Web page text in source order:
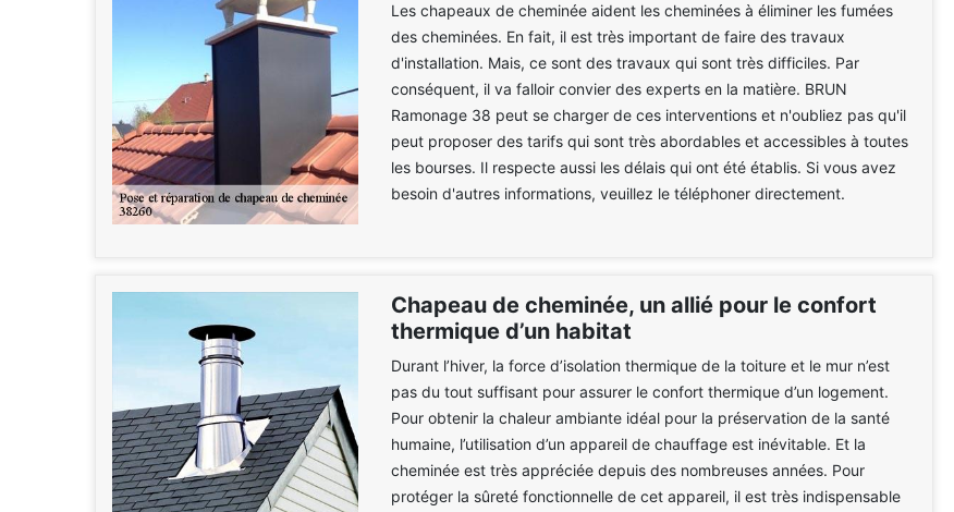
Les chapeaux de cheminée aident les cheminées à éliminer les fumées
des cheminées. En fait, il est très important de faire des travaux
d'installation. Mais, ce sont des travaux qui sont très difficiles. Par
conséquent, il va falloir convier des experts en la matière. BRUN
Ramonage 38 peut se charger de ces interventions et n'oubliez pas qu'il
peut proposer des tarifs qui sont très abordables et accessibles à toutes
les bourses. Il respecte aussi les délais qui ont été établis. Si vous avez
besoin d'autres informations, veuillez le téléphoner directement.
Chapeau de cheminée, un allié pour le confort
thermique d’un habitat
Durant l’hiver, la force d’isolation thermique de la toiture et le mur n’est
pas du tout suffisant pour assurer le confort thermique d’un logement.
Pour obtenir la chaleur ambiante idéal pour la préservation de la santé
humaine, l’utilisation d’un appareil de chauffage est inévitable. Et la
cheminée est très appréciée depuis des nombreuses années. Pour
protéger la sûreté fonctionnelle de cet appareil, il est très indispensable